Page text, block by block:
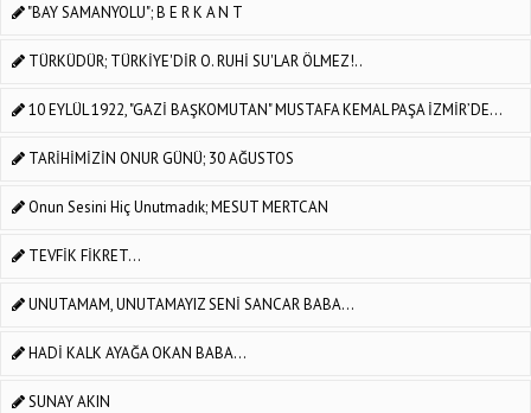
"BAY SAMANYOLU"; B E R K A N T
TÜRKÜDÜR; TÜRKİYE'DİR O. RUHİ SU'LAR ÖLMEZ!..
10 EYLÜL 1922, "GAZİ BAŞKOMUTAN" MUSTAFA KEMAL PAŞA İZMİR’DE...
TARİHİMİZİN ONUR GÜNÜ; 30 AĞUSTOS
Onun Sesini Hiç Unutmadık; MESUT MERTCAN
TEVFİK FİKRET...
UNUTAMAM, UNUTAMAYIZ SENİ SANCAR BABA...
HADİ KALK AYAĞA OKAN BABA...
SUNAY AKIN